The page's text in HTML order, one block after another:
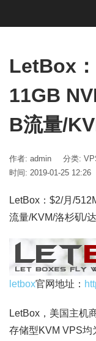
LetBox
11GB
B流量/
作者: admin 分类:
时间: 2019-01-25 12:26
LetBox：$2/月/
流量/KVM/洛杉矶/
letbox官网地址：
LetBox，美国主机
存储型KVM VPS均